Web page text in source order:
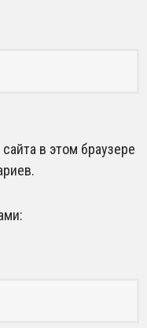
в этом браузере